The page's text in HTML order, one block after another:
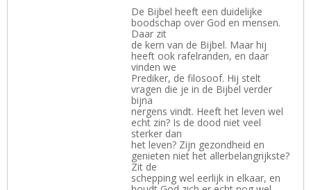
De Bijbel heeft een duidelijke
boodschap over God en mensen.
Daar zit
de kern van de Bijbel. Maar hij
heeft ook rafelranden, en daar
vinden we
Prediker, de filosoof. Hij stelt
vragen die je in de Bijbel verder
bijna
nergens vindt. Heeft het leven wel
echt zin? Is de dood niet veel
sterker dan
het leven? Zijn gezondheid en
genieten niet het allerbelangrijkste?
Zit de
schepping wel eerlijk in elkaar, en